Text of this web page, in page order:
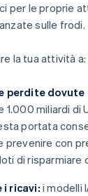
per le proprie
sulle frodi.
la tua attività a:
perdite dovute
1.000 miliardi di
portata
prevenire con
di risparmiare
i ricavi:i modelli